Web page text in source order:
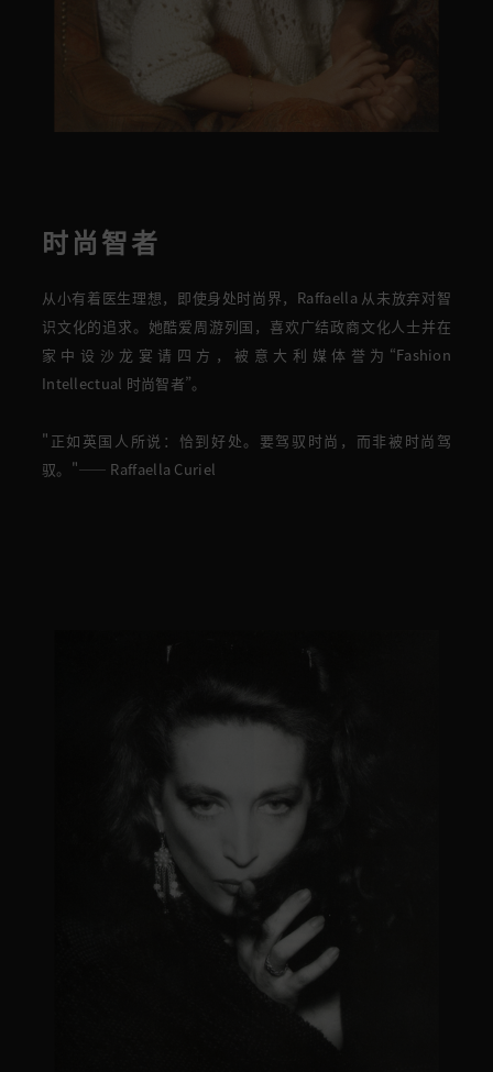
时尚智者
从小有着医生理想，即使身处时尚界，Raffaella 从未放弃对智
识文化的追求 。 她酷爱周游列国，喜欢广结 政商 文化 人士 并在
家中设沙龙 宴请四方，被意大利媒体誉为“ Fashion
Intellectual 时尚智者”。
" 正如英国人所说：恰到好处。要驾驭时尚，而非被时尚驾
驭。
"—— Raffaella Curiel